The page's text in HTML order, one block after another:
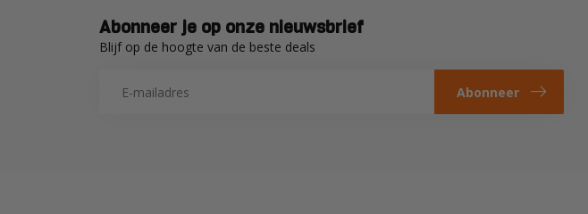
Abonneer je op onze nieuwsbrief
Blijf op de hoogte van de beste deals
Abonneer